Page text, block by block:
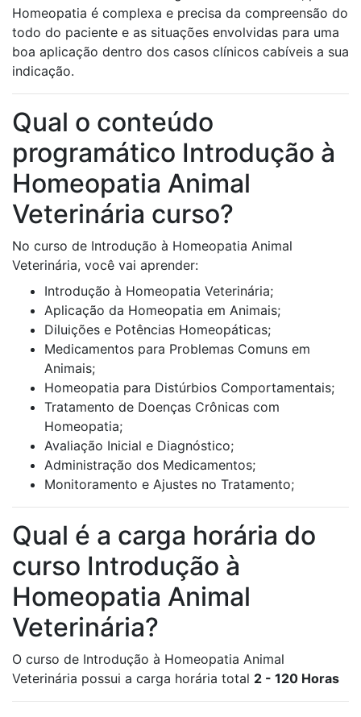
Homeopatia é complexa e precisa da compreensão do
todo do paciente e as situações envolvidas para uma
boa aplicação dentro dos casos clínicos cabíveis a sua
indicação.
Qual o conteúdo
programático Introdução à
Homeopatia Animal
Veterinária curso?
No curso de Introdução à Homeopatia Animal
Veterinária, você vai aprender:
Introdução à Homeopatia Veterinária;
Aplicação da Homeopatia em Animais;
Diluições e Potências Homeopáticas;
Medicamentos para Problemas Comuns em
Animais;
Homeopatia para Distúrbios Comportamentais;
Tratamento de Doenças Crônicas com
Homeopatia;
Avaliação Inicial e Diagnóstico;
Administração dos Medicamentos;
Monitoramento e Ajustes no Tratamento;
Qual é a carga horária do
curso Introdução à
Homeopatia Animal
Veterinária?
O curso de Introdução à Homeopatia Animal
Veterinária possui a carga horária total 2 - 120 Horas